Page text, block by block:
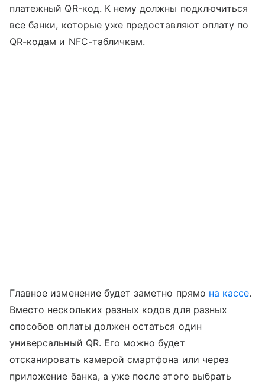
платежный QR-код. К нему должны подключиться
все банки, которые уже предоставляют оплату по
QR-кодам и NFC-табличкам.
Главное изменение будет заметно прямо на кассе.
Вместо нескольких разных кодов для разных
способов оплаты должен остаться один
универсальный QR. Его можно будет
отсканировать камерой смартфона или через
приложение банка, а уже после этого выбрать